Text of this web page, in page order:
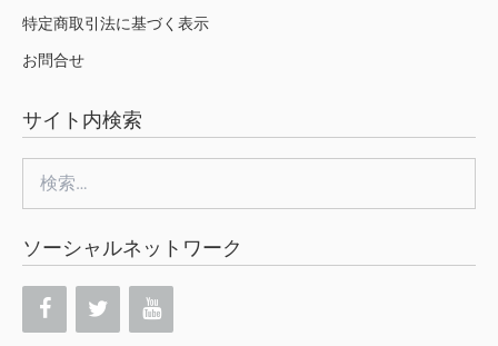
特定商取引法に基づく表示
お問合せ
サイト内検索
索:
ソーシャルネットワーク